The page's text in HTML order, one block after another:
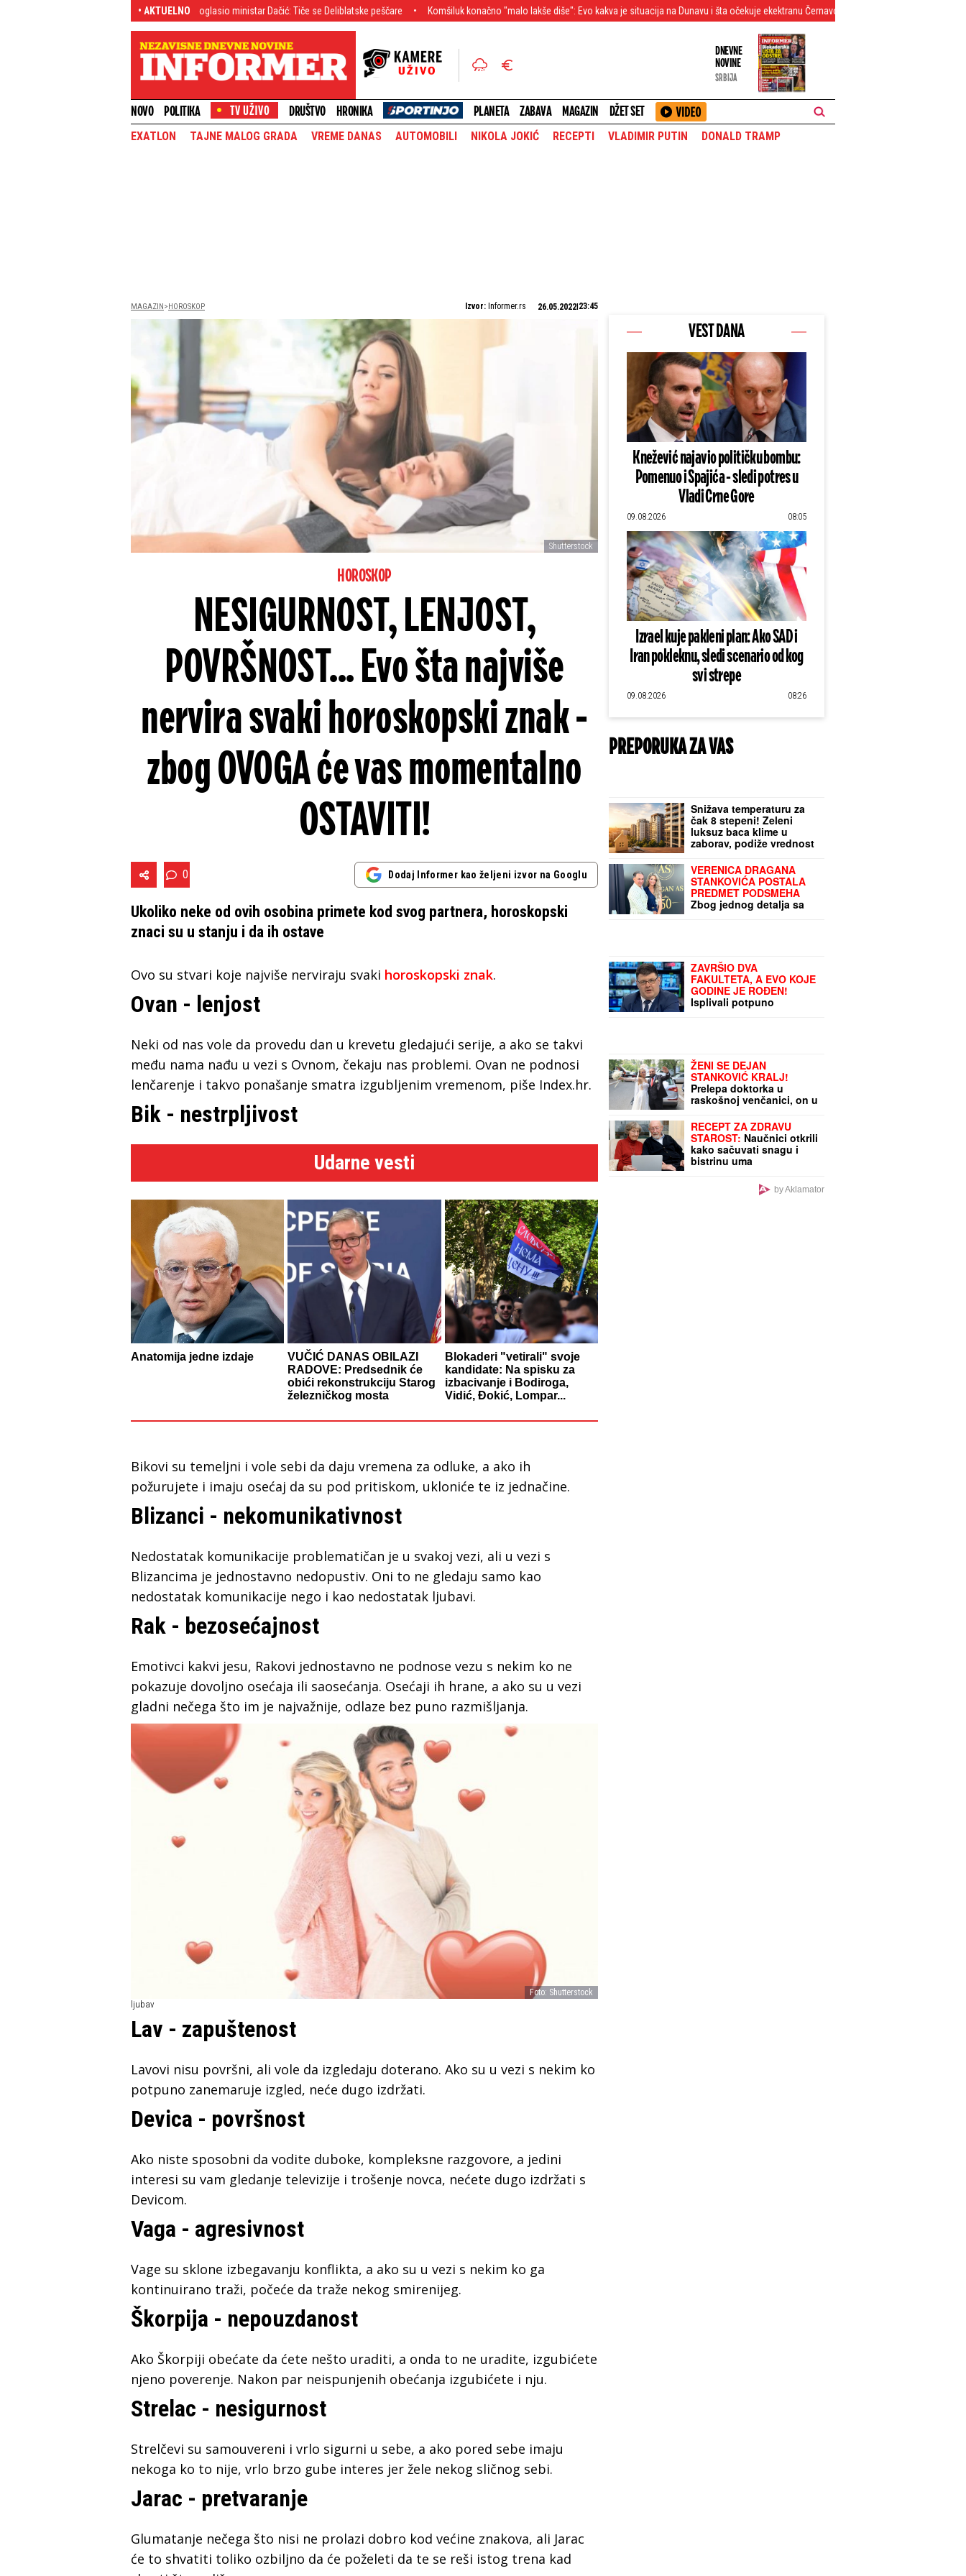
• AKTUELNO
Hitno se oglasio ministar Dačić: Tiče se Deliblatske peščare Komšiluk konačno "malo lakše diše": Evo kakva je situacija na Dunavu i šta očekuje ekektranu Černavoda Letnji prelazni rok: Iznenađujuće -
DNEVNE
NOVINE
SRBIJA
NOVO POLITIKA DRUŠTVO HRONIKA PLANETA ZABAVA MAGAZIN DŽET SET
EXATLON TAJNE MALOG GRADA VREME DANAS AUTOMOBILI NIKOLA JOKIĆ RECEPTI VLADIMIR PUTIN DONALD TRAMP
MAGAZIN HOROSKOP Izvor: Informer.rs 26.05.2022 23:45
Shutterstock
HOROSKOP
NESIGURNOST, LENJOST,
POVRŠNOST... Evo šta najviše
nervira svaki horoskopski znak -
zbog OVOGA će vas momentalno
OSTAVITI!
0 Dodaj Informer kao željeni izvor na Googlu
Ukoliko neke od ovih osobina primete kod svog partnera, horoskopski
znaci su u stanju i da ih ostave
Ovo su stvari koje najviše nerviraju svaki horoskopski znak.
Ovan - lenjost
Neki od nas vole da provedu dan u krevetu gledajući serije, a ako se takvi
među nama nađu u vezi s Ovnom, čekaju nas problemi. Ovan ne podnosi
lenčarenje i takvo ponašanje smatra izgubljenim vremenom, piše Index.hr.
Bik - nestrpljivost
Udarne vesti
Anatomija jedne izdaje
VUČIĆ DANAS OBILAZI
RADOVE: Predsednik će
obići rekonstrukciju Starog
železničkog mosta
Blokaderi "vetirali" svoje
kandidate: Na spisku za
izbacivanje i Bodiroga,
Vidić, Đokić, Lompar...
Bikovi su temeljni i vole sebi da daju vremena za odluke, a ako ih
požurujete i imaju osećaj da su pod pritiskom, ukloniće te iz jednačine.
Blizanci - nekomunikativnost
Nedostatak komunikacije problematičan je u svakoj vezi, ali u vezi s
Blizancima je jednostavno nedopustiv. Oni to ne gledaju samo kao
nedostatak komunikacije nego i kao nedostatak ljubavi.
Rak - bezosećajnost
Emotivci kakvi jesu, Rakovi jednostavno ne podnose vezu s nekim ko ne
pokazuje dovoljno osećaja ili saosećanja. Osećaji ih hrane, a ako su u vezi
gladni nečega što im je najvažnije, odlaze bez puno razmišljanja.
Foto: Shutterstock
ljubav
Lav - zapuštenost
Lavovi nisu površni, ali vole da izgledaju doterano. Ako su u vezi s nekim ko
potpuno zanemaruje izgled, neće dugo izdržati.
Devica - površnost
Ako niste sposobni da vodite duboke, kompleksne razgovore, a jedini
interesi su vam gledanje televizije i trošenje novca, nećete dugo izdržati s
Devicom.
Vaga - agresivnost
Vage su sklone izbegavanju konflikta, a ako su u vezi s nekim ko ga
kontinuirano traži, počeće da traže nekog smirenijeg.
Škorpija - nepouzdanost
Ako Škorpiji obećate da ćete nešto uraditi, a onda to ne uradite, izgubićete
njeno poverenje. Nakon par neispunjenih obećanja izgubićete i nju.
Strelac - nesigurnost
Strelčevi su samouvereni i vrlo sigurni u sebe, a ako pored sebe imaju
nekoga ko to nije, vrlo brzo gube interes jer žele nekog sličnog sebi.
Jarac - pretvaranje
Glumatanje nečega što nisi ne prolazi dobro kod većine znakova, ali Jarac
će to shvatiti toliko ozbiljno da će poželeti da te se reši istog trena kad
VEST DANA
Knežević najavio političku bombu:
Pomenuo i Spajića - sledi potres u
Vladi Crne Gore
09.08.2026 08:05
Izrael kuje pakleni plan: Ako SAD i
Iran pokleknu, sledi scenario od kog
svi strepe
09.08.2026 08:26
PREPORUKA ZA VAS
Snižava temperaturu za
čak 8 stepeni! Zeleni
luksuz baca klime u
zaborav, podiže vrednost
jedna caka
VERENICA DRAGANA
STANKOVIĆA POSTALA
PREDMET PODSMEHA
Zbog jednog detalja sa
ZAVRŠIO DVA
FAKULTETA, A EVO KOJE
GODINE JE ROĐEN!
Isplivali potpuno
ŽENI SE DEJAN
STANKOVIĆ KRALJ!
Prelepa doktorka u
raskošnoj venčanici, on u
kravatom: Ne skidaju
osmeh pred crkveno
venčanje
RECEPT ZA ZDRAVU
STAROST: Naučnici otkrili
kako sačuvati snagu i
bistrinu uma
by Aklamator